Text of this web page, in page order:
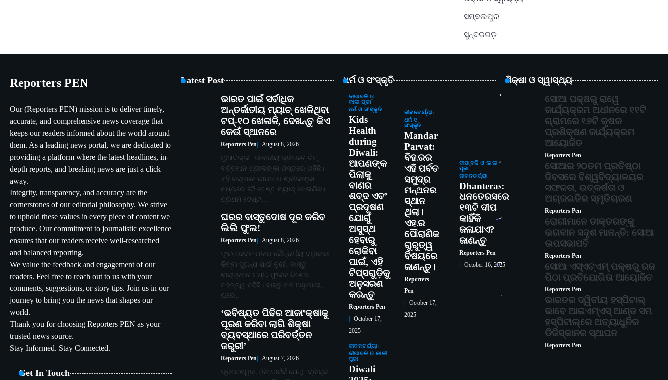
ସମ୍ବଲପୁର
ସୁନ୍ଦରଗଡ଼
Reporters PEN
Our (Reporters PEN) mission is to deliver timely,
accurate, and comprehensive news coverage that
keeps our readers informed about the world around
them. As a leading news portal, we are dedicated to
providing a platform where the latest headlines, in-
depth reports, and breaking news are just a click
away.
Integrity, transparency, and accuracy are the
cornerstones of our editorial philosophy. We strive
to uphold these values in every piece of content we
produce. Our commitment to journalistic excellence
ensures that our readers receive well-researched
and balanced reporting.
We value the feedback and engagement of our
readers. Feel free to reach out to us with your
comments, suggestions, or story tips. Join us in our
journey to bring you the news that shapes our
world.
Thank you for choosing Reporters PEN as your
trusted news source.
Stay Informed. Stay Connected.
Get In Touch
Latest Post
ଭାରତ ପାଇଁ ସର୍ବାଧିକ
ଅନ୍ତର୍ଜାତୀୟ ମ୍ୟାଚ୍ ଖେଳିଥିବା
ଟପ୍-୧୦ ଖେଳାଳି, ଦେଖନ୍ତୁ କିଏ
କେଉଁ ସ୍ଥାନରେ
Reporters Pen August 8, 2026
ନୂଆଦିଲ୍ଲୀ: ଭାରତୀୟ କ୍ରିକେଟ୍ ଟିମ୍
ବର୍ତ୍ତମାନ ଶ୍ରୀଲଙ୍କା ଗସ୍ତରେ ରହିଛି।
ଏହି ଗସ୍ତରେ ଭାରତ ଓ ଶ୍ରୀଲଙ୍କା
ମଧ୍ୟରେ ୨ଟି ଟେଷ୍ଟ ମ୍ୟାଚ୍ ଖେଳାଯିବ।
ପ୍ରଥମ ଟେଷ୍ଟ…
ଘରର ବାସ୍ତୁଦୋଷ ଦୂର କରିବ
ଲିଲି ଫୁଲ!
Reporters Pen August 8, 2026
ଫୁଲ କେବଳ ଘରର ସୌନ୍ଦର୍ଯ୍ୟ ବଢ଼ାଇବା
କିମ୍ବା ସୁଗନ୍ଧ ପାଇଁ ନୁହେଁ, ବାସ୍ତୁ
ଶାସ୍ତ୍ରରେ ମଧ୍ୟ ଫୁଲର ବିଶେଷ
ମହତ୍ତ୍ୱ ରହିଛି। ବାସ୍ତୁ ମତ ଅନୁଯାୟୀ,
ଘରେ…
‘ଭବିଷ୍ୟତ ପିଢିର ଆକାଂକ୍ଷାକୁ
ପୂରଣ କରିବା ଲାଗି ଶିକ୍ଷା
ବ୍ୟବସ୍ଥାରେ ପରିବର୍ତ୍ତନ
ଜରୁରୀ’
Reporters Pen August 7, 2026
ଭୁବନେଶ୍ୱର, (ରିପୋର୍ଟର୍ସ ପେନ୍‌): ବ୍ରିକ୍ସ
ଧର୍ମ ଓ ସଂସ୍କୃତି
ଦୀପାବଳି ଓ
କାଳୀ ପୂଜା
ଧର୍ମ ଓ ସଂସ୍କୃତି
Kids
Health
during
Diwali:
ଆପଣଙ୍କ
ପିଲାକୁ
ବାଣର
ଶବ୍ଦ ଏବଂ
ପ୍ରଦୂଷଣ
ଯୋଗୁଁ
ଅସୁସ୍ଥ
ହେବାରୁ
ରୋକିବା
ପାଇଁ, ଏହି
ଟିପ୍ସଗୁଡ଼ିକୁ
ଅନୁସରଣ
କରନ୍ତୁ
Reporters Pen
October 17,
2025
ଜୀବନଚର୍ଯ୍ୟା
ଧର୍ମ ଓ
ସଂସ୍କୃତି
Mandar
Parvat:
ବିହାରର
ଏହି ପର୍ବତ
ସମୁଦ୍ର
ମନ୍ଥନର
ସ୍ଥାନ
ଥିଲା।
ଏହାର
ପୌରାଣିକ
ଗୁରୁତ୍ୱ
ବିଷୟରେ
ଜାଣନ୍ତୁ।
Reporters
Pen
October 17,
2025
ଦୀପାବଳି ଓ କାଳୀ
ପୂଜା
ଜୀବନଚର୍ଯ୍ୟା
Dhanteras:
ଧନତେରସରେ
୧୩ଟି ଦୀପ
କାହିଁକି
ଜଳାଯାଏ?
ଜାଣନ୍ତୁ
Reporters Pen
October 16, 2025
ଜୀବନଚର୍ଯ୍ୟା
ଦୀପାବଳି ଓ କାଳୀ
ପୂଜା
Diwali
ଶିକ୍ଷା ଓ ସ୍ୱାସ୍ଥ୍ୟ
1
ସୋଆ ପକ୍ଷରୁ ରାୱେ
କାର୍ଯ୍ୟକ୍ରମ ଅଧୀନରେ ୧୧ଟି
ଗ୍ରାମରେ ୧୬ଟି କୃଷକ
ପ୍ରଶିକ୍ଷଣ କାର୍ଯ୍ୟକ୍ରମ
ଆୟୋଜିତ
Reporters Pen
2
ସୋଆର ୨୦ତମ ପ୍ରତିଷ୍ଠା
ଦିବସରେ ବିଶ୍ୱବିଦ୍ୟାଳୟର
ସଫଳତା, ଉତ୍କର୍ଷତା ଓ
ଅଗ୍ରଗତିର ସ୍ମୃତିଚାରଣ
Reporters Pen
3
ରୋଗୀମାନେ ଡାକ୍ତରଙ୍କୁ
ଭଗବାନ ସଦୃଶ ମାନନ୍ତି: ସୋଆ
ଉପସଭାପତି
Reporters Pen
4
ସୋଆ ଏସ୍‌ଏଚ୍‌ଏମ୍ ପକ୍ଷରୁ ରଜ
ପିଠା ପ୍ରତିଯୋଗିତା ଆୟୋଜିତ
Reporters Pen
5
ଭାରତର ଦ୍ୱିତୀୟ ହସ୍ପିଟାଲ୍
ଭାବେ ଆଇଏମ୍‌ଏସ୍ ଆଣ୍ଡ ସମ
ହସ୍ପିଟାଲ୍‌ରେ ଅତ୍ୟାଧୁନିକ
ଡିଜିସ୍କାନର ସ୍ଥାପନ
Reporters Pen